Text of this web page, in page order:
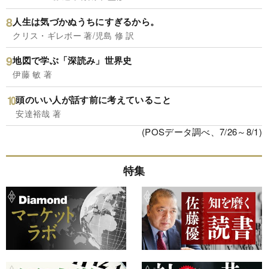
人生は気づかぬうちにすぎるから。
クリス・ギレボー 著/児島 修 訳
地図で学ぶ「深読み」世界史
伊藤 敏 著
頭のいい人が話す前に考えていること
安達裕哉 著
(POSデータ調べ、7/26～8/1)
特集